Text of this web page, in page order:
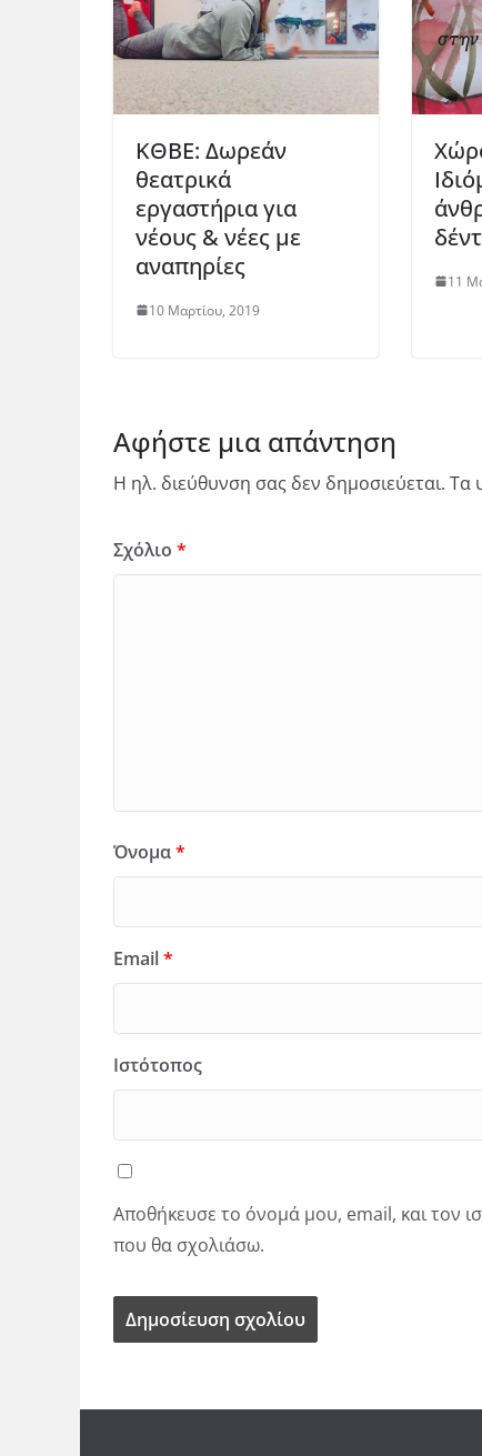
ΚΘΒΕ: Δωρεάν
θεατρικά
εργαστήρια για
νέους & νέες με
αναπηρίες
10 Μαρτίου, 2019
11
Αφήστε μια απάντηση
Η ηλ. διεύθυνση σας δεν δημοσιεύεται. Τα
Σχόλιο *
Όνομα*
Email*
Ιστότοπος
Αποθήκευσε το όνομά μου, email, και τον
που θα σχολιάσω.